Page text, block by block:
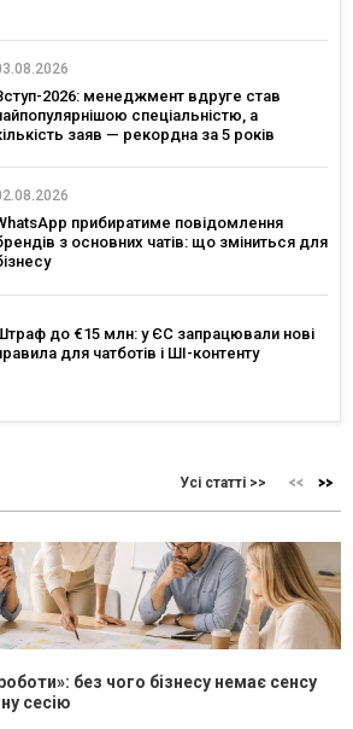
2026: менеджмент вдруге став
спеціальністю, а
заяв — рекордна за 5 років
прибиратиме повідомлення
з основних чатів: що зміниться для
до €15 млн: у ЄС запрацювали нові
для чатботів і ШІ-контенту
Усі статті >>
без чого бізнесу немає сенсу
сесію